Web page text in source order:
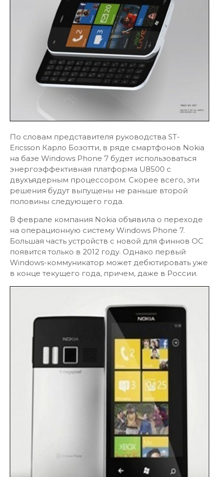
По словам представителя руководства ST-
Ericsson Карло Бозотти, в ряде смартфонов Nokia
на базе Windows Phone 7 будет использоваться
энергоэффективная платформа U8500 с
двухъядерным процессором. Скорее всего, эти
решения будут выпущены не раньше второй
половины следующего года.
В феврале компания Nokia объявила о переходе
на операционную систему Windows Phone 7.
Большая часть устройств с новой для финнов ОС
появится только в 2012 году. Однако первый
Windows-коммуникатор может дебютировать уже
в конце текущего года, причем, даже в России.